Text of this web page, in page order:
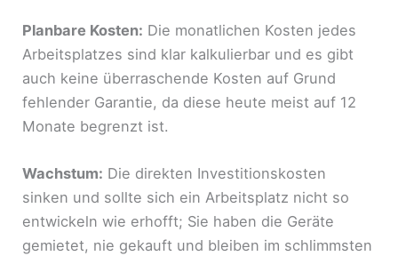
Planbare Kosten: Die monatlichen Kosten jedes
Arbeitsplatzes sind klar kalkulierbar und es gibt
auch keine überraschende Kosten auf Grund
fehlender Garantie, da diese heute meist auf 12
Monate begrenzt ist.
Wachstum: Die direkten Investitionskosten
sinken und sollte sich ein Arbeitsplatz nicht so
entwickeln wie erhofft; Sie haben die Geräte
gemietet, nie gekauft und bleiben im schlimmsten